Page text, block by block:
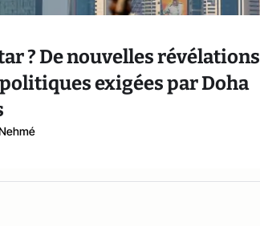
? De nouvelles révélations
exigées par Doha